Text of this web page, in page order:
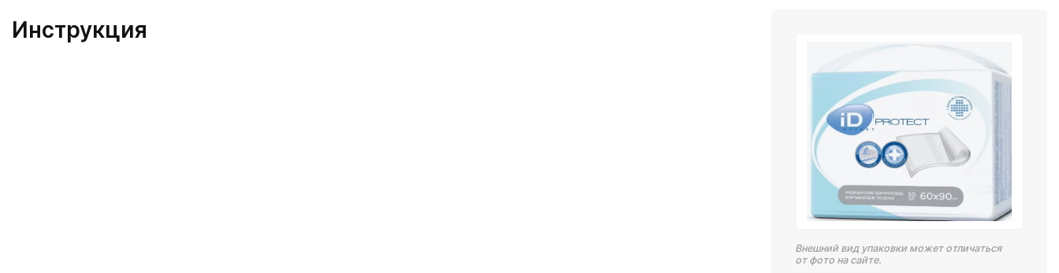
Инструкция
Внешний вид упаковки может отличаться
от фото на сайте.